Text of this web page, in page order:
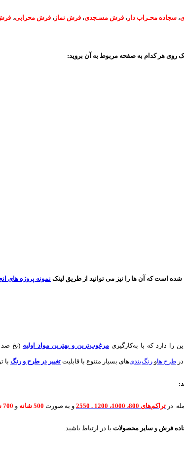
، سجاده محـراب دار ،فرش مسـجدی،فرش نماز ،فرش محرابی،
روی هر کدام به صفحه مربوط به آن بروید:
است که آن ها را نیز می توانید از طریق لینک نمونه پروژه های
را دارد که با به‌کارگیری مرغوب‌ترین و بهترین مواد اولیه (نخ صد
طرح هاو های بسیار متنوع با قابلیت تغییر در طرح و رنگ با
:
در تراکم‌های 800، 1000، 1200 . 2550 و به صورت 500 شانه و 700 شانه
فرش و سایر محصولات با در ارتباط باشید.